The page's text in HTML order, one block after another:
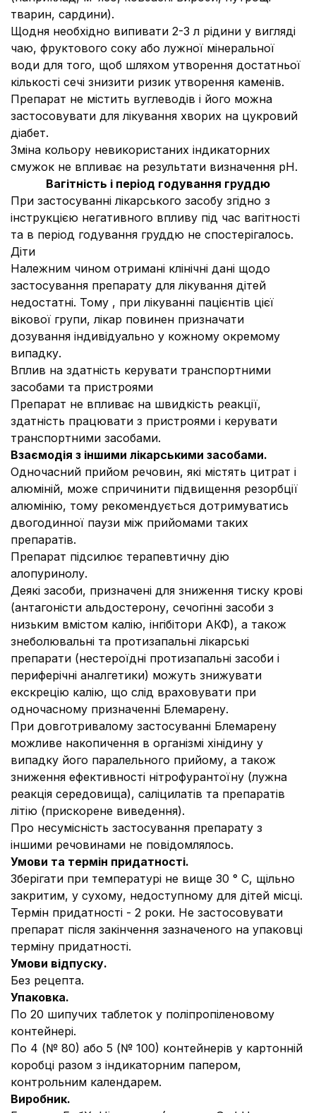
тварин, сардини).
Щодня необхідно випивати 2-3 л рідини у вигляді
чаю, фруктового соку або лужної мінеральної
води для того, щоб шляхом утворення достатньої
кількості сечі знизити ризик утворення каменів.
Препарат не містить вуглеводів і його можна
застосовувати для лікування хворих на цукровий
діабет.
Зміна кольору невикористаних індикаторних
смужок не впливає на результати визначення рН.
Вагітність і період годування груддю
При застосуванні лікарського засобу згідно з
інструкцією негативного впливу під час вагітності
та в період годування груддю не спостерігалось.
Діти
Належним чином отримані клінічні дані щодо
застосування препарату для лікування дітей
недостатні. Тому , при лікуванні пацієнтів цієї
вікової групи, лікар повинен призначати
дозування індивідуально у кожному окремому
випадку.
Вплив на здатність керувати транспортними
засобами та пристроями
Препарат не впливає на швидкість реакції,
здатність працювати з пристроями і керувати
транспортними засобами.
Взаємодія з іншими лікарськими засобами.
Одночасний прийом речовин, які містять цитрат і
алюміній, може спричинити підвищення резорбції
алюмінію, тому рекомендується дотримуватись
двогодинної паузи між прийомами таких
препаратів.
Препарат підсилює терапевтичну дію
алопуринолу.
Деякі засоби, призначені для зниження тиску крові
(антагоністи альдостерону, сечогінні засоби з
низьким вмістом калію, інгібітори АКФ), а також
знеболювальні та протизапальні лікарські
препарати (нестероїдні протизапальні засоби і
периферічні аналгетики) можуть знижувати
екскрецію калію, що слід враховувати при
одночасному призначенні Блемарену.
При довготривалому застосуванні Блемарену
можливе накопичення в організмі хінідину у
випадку його паралельного прийому, а також
зниження ефективності нітрофурантоїну (лужна
реакція середовища), саліцилатів та препаратів
літію (прискорене виведення).
Про несумісність застосування препарату з
іншими речовинами не повідомлялось.
Умови та термін придатності.
Зберігати при температурі не вище 30 ° С, щільно
закритим, у сухому, недоступному для дітей місці.
Термін придатності - 2 роки. Не застосовувати
препарат після закінчення зазначеного на упаковці
терміну придатності.
Умови відпуску.
Без рецепта.
Упаковка.
По 20 шипучих таблеток у поліпропіленовому
контейнері.
По 4 (№ 80) або 5 (№ 100) контейнерів у картонній
коробці разом з індикаторним папером,
контрольним календарем.
Виробник.